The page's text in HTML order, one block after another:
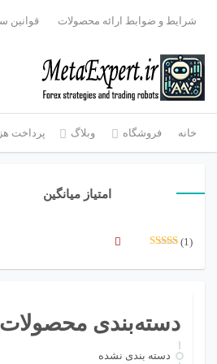
شرایط و ضوابط ارائه محصولات قوانین
خانه فروشگاه وبلاگ پرداخت
امتیاز میانگین
(1)
دسته‌بندی محصولات
دسته بندی نشده